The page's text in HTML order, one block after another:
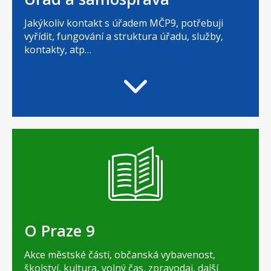
Jakýkoliv kontakt s úřadem MČP9, potřebuji
vyřídit, fungování a struktura úřadu, služby,
kontakty, atp…
O Praze 9
Akce městské části, občanská vybavenost,
školství, kultura, volný čas, zpravodaj, další